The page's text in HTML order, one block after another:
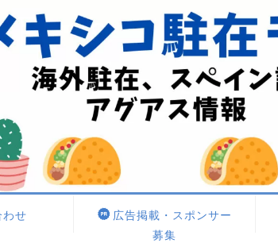
わせ
広告掲載・スポンサー
募集